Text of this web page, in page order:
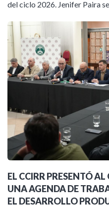
del ciclo 2026. Jenifer Paira
EL CCIRR PRESENTÓ
UNA AGENDA DE
EL DESARROLLO